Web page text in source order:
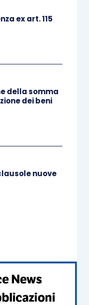
ex art. 115
della somma
dei beni
nuove